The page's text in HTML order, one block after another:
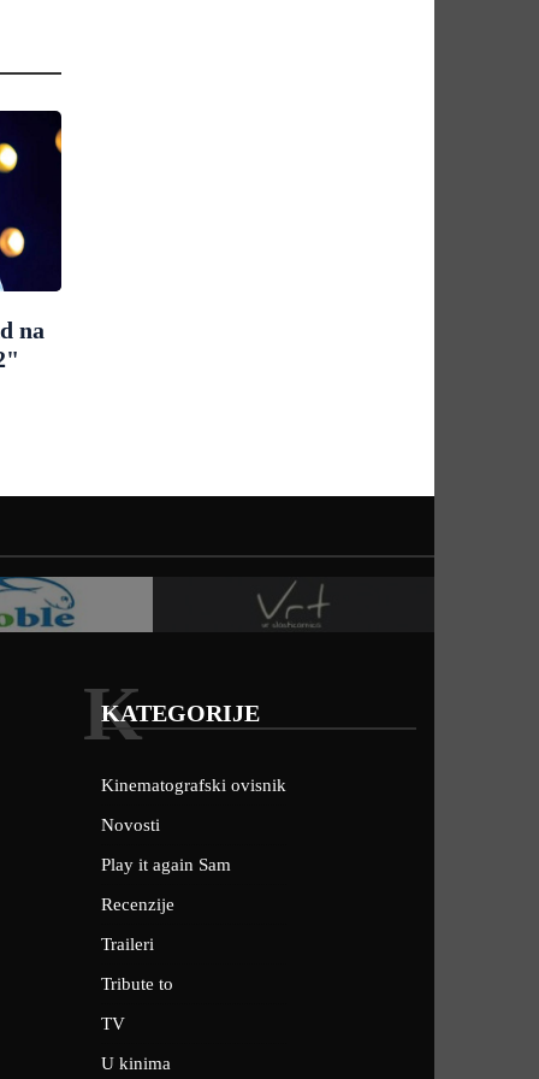
na
KATEGORIJE
K
Kinematografski ovisnik
Novosti
Play it again Sam
Recenzije
Traileri
Tribute to
TV
U kinima